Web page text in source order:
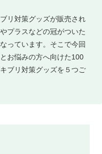
リ対策グッズが販売され
プラスなどの冠がついた
っています。そこで今回
お悩みの方へ向けた100
ブリ対策グッズを５つご